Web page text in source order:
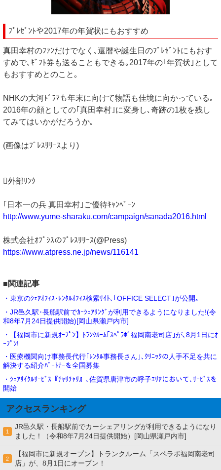
ﾌﾟﾚｾﾞﾝﾄや2017年の年賀状にもおすすめ
真田幸村のﾌｧﾝだけでなく､還暦や誕生日のﾌﾟﾚｾﾞﾝﾄにもおす
すめで､ｷﾞﾌﾄ券も送ることもできる｡2017年の｢年賀状｣として
もおすすめとのこと｡
NHKの大河ﾄﾞﾗﾏも年末に向けて物語も佳境に向かっている｡
2016年の顔としての｢真田幸村｣に変身し､奇跡の1枚を残し
てみてはいかがだろうか｡
(画像はﾌﾟﾚｽﾘﾘｰｽより)
外部ﾘﾝｸ
｢日本一の兵 真田幸村｣ご優待ｷｬﾝﾍﾟｰﾝ
http://www.yume-sharaku.com/campaign/sanada2016.html
株式会社ｵﾌﾟｼｽのﾌﾟﾚｽﾘﾘｰｽ(@Press)
https://www.atpress.ne.jp/news/116141
■関連記事
・東京のｼｪｱｵﾌｨｽ･ﾚﾝﾀﾙｵﾌｨｽ検索ｻｲﾄ､｢OFFICE SELECT｣が公開｡
・JR邑久駅･長船駅前でｶｰｼｪｱﾘﾝｸﾞが利用できるようになりました!(令
和8年7月24日提供開始)[岡山県瀬戸内市]
・【福岡市に新規ｵｰﾌﾟﾝ】ﾄﾗﾝｸﾙｰﾑ｢ｽﾍﾟﾗﾎﾞ福岡南老司店｣が､8月1日にｵ
ｰﾌﾟﾝ!
・医療機関向け事務長代行｢ﾚﾝﾀﾙ事務長さん｣､ｸﾘﾆｯｸの人手不足を共に
解決する紹介ﾊﾟｰﾄﾅｰを全国募集
・ｼｪｱｻｲｸﾙｻｰﾋﾞｽ『ﾁｬﾘﾁｬﾘ』､佐賀県唐津市の呼子ｴﾘｱにおいて､ｻｰﾋﾞｽを
開始
アクセスランキング
1
JR邑久駅・長船駅前でカーシェアリングが利用できるようになり
ました！（令和8年7月24日提供開始）[岡山県瀬戸内市]
2
【福岡市に新規オープン】トランクルーム「スペラボ福岡南老司
店」が、8月1日にオープン！